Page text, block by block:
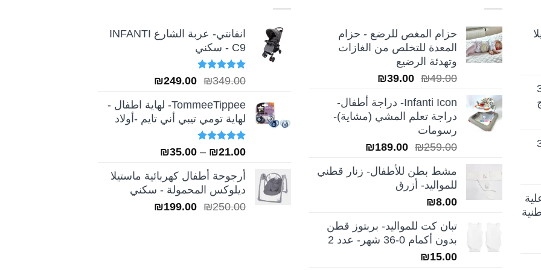
ديلوكس 3
ديلوكس 3
حزام المغص للرضع - حزام
المعدة للتخلص من الغازات
وتهدئة الرضيع
₪49.00
السعر
هو:
₪49.00.
₪39.00
السعر
الحالي
هو:
₪39.00.
Infanti Icon- دراجة أطفال-
دراجة تعلم المشي (مشاية)-
رسومات
₪259.00
السعر
الأصلي
هو:
₪259.00.
₪189.00
السعر
هو:
مشط بطن للأطفال- زنار قطني
للمواليد- أزرق
₪8.00
تبان كت للمواليد- بربتوز قطن
بدون أكمام 0-36 شهر- عدد 2
₪15.00
انفانتي- عربة الشارع INFANTI
C9 - سكني
تم التقييم
₪349.00
السعر
هو:
₪349.00.
₪249.00
السعر
هو:
₪249.00.
TommeeTippee- لهاية اطفال -
لهاية تومي تيبي أني تايم -أولاد
تم التقييم
₪21.00
–
₪35.00
من
خلال
أرجوحة أطفال كهربائية ماستيلا
ديلوكس المحمولة - سكني
₪250.00
السعر ₪199.00
السعر